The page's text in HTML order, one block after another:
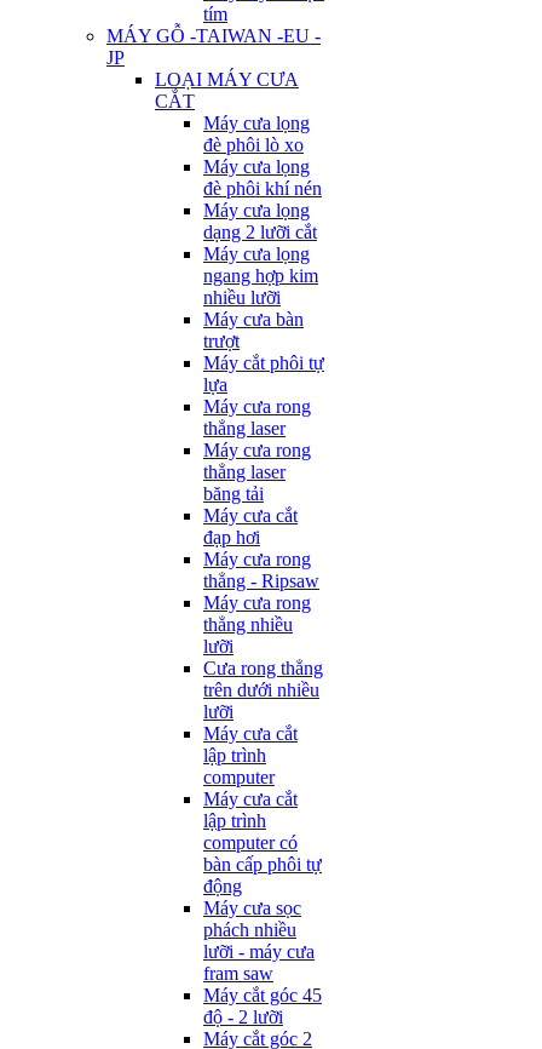
tím
MÁY GỖ -TAIWAN -EU -
JP
LOẠI MÁY CƯA
CẮT
Máy cưa lọng
đè phôi lò xo
Máy cưa lọng
đè phôi khí nén
Máy cưa lọng
dạng 2 lưỡi cắt
Máy cưa lọng
ngang hợp kim
nhiều lưỡi
Máy cưa bàn
trượt
Máy cắt phôi tự
lựa
Máy cưa rong
thẳng laser
Máy cưa rong
thẳng laser
băng tải
Máy cưa cắt
đạp hơi
Máy cưa rong
thẳng - Ripsaw
Máy cưa rong
thẳng nhiều
lưỡi
Cưa rong thẳng
trên dưới nhiều
lưỡi
Máy cưa cắt
lập trình
computer
Máy cưa cắt
lập trình
computer có
bàn cấp phôi tự
động
Máy cưa sọc
phách nhiều
lưỡi - máy cưa
fram saw
Máy cắt góc 45
độ - 2 lưỡi
Máy cắt góc 2